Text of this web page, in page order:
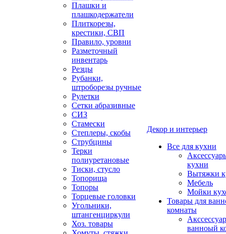
Плашки и
плашкодержатели
Плиткорезы,
крестики, СВП
Правило, уровни
Разметочный
инвентарь
Резцы
Рубанки,
штроборезы ручные
Рулетки
Сетки абразивные
СИЗ
Стамески
Степлеры, скобы
Струбцины
Терки
полиуретановые
Тиски, стусло
Топорища
Топоры
Торцевые головки
Угольники,
штангенциркули
Хоз. товары
Декор и интерьер
Все для кухни
кухни
Вытяжки
Мебель
Мойки
Товары для
комнаты
ванноый